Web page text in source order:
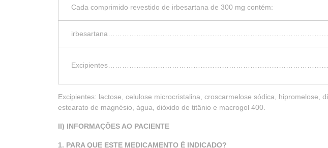
Cada comprimido revestido de irbesartana de 300 mg contém:
Excipientes: lactose, celulose microcristalina, croscarmelose sódica, hipromelose,
estearato de magnésio, água, dióxido de titânio e macrogol 400.
II) INFORMAÇÕES AO PACIENTE
1. PARA QUE ESTE MEDICAMENTO É INDICADO?